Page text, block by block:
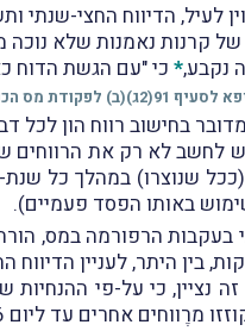
לעיל, הדיווח החצי-שנתי
של קרנות נאמנות שלא
נקבע,* כי "עם הגשת הדוח
לפקודת מס הכנסה.
בחישוב רווח הון לכל
באותו הפסד פעמיים).
בעקבות הרפורמה במס,
בין היתר, לעניין
מרֶווחים אחרים עד ליום 30.6.